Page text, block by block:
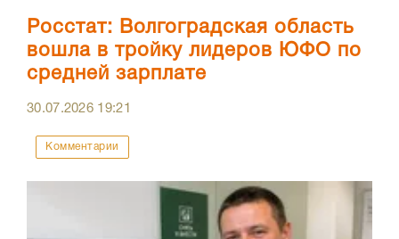
Росстат: Волгоградская область
вошла в тройку лидеров ЮФО по
средней зарплате
30.07.2026 19:21
Комментарии